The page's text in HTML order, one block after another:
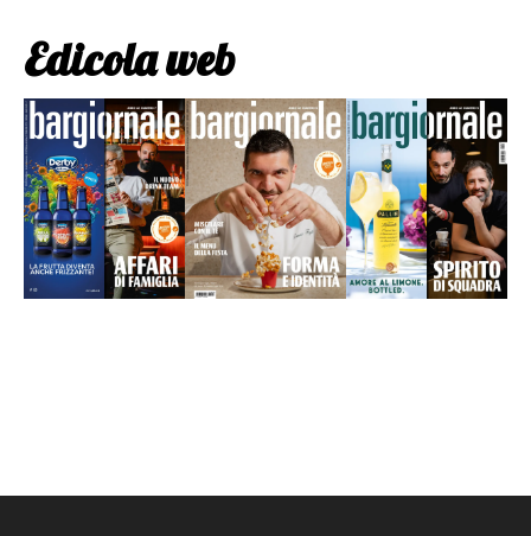
Edicola web